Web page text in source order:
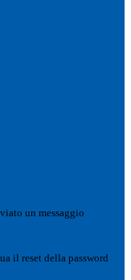
un messaggio
il reset della password